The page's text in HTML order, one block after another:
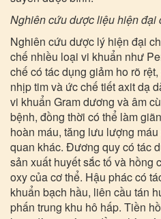
Nghiên cứu dược liệu hiện đại
Nghiên cứu dược lý hiện đại
chế nhiều loại vi khuẩn như
chế có tác dụng giảm ho rõ
nhịp tim và ức chế tiết axit dạ
vi khuẩn Gram dương và âm
bệnh, đồng thời có thể làm
hoàn máu, tăng lưu lượng
quan khác. Đương quy có tác
sản xuất huyết sắc tố và hồng
oxy của cơ thể. Hậu phác có
khuẩn bạch hầu, liên cầu tán
phấn trung khu hô hấp. Tiền